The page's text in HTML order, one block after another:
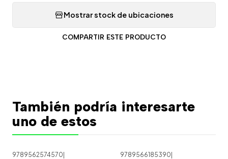
Mostrar stock de ubicaciones
COMPARTIR ESTE PRODUCTO
También podría interesarte
uno de estos
9789562574570 9789566185390